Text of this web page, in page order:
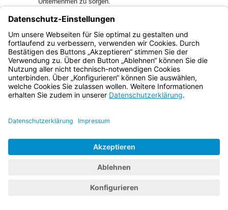
(4) Der Oberste Rechnungshof unterrichtet die
Rechtsaufsichtsbehörde und den Bayerischen Landtag über
die wesentlichen Ergebnisse seiner Prüfung und die
finanzielle Entwicklung des Bayerischen Rundfunks.2Bei
der Unterrichtung über die Ergebnisse von Prüfungen nach
Abs. 3 achtet der Oberste Rechnungshof darauf, dass die
Wettbewerbsfähigkeit der geprüften Unternehmen nicht
beeinträchtigt wird und insbesondere Betriebs- oder
Geschäftsgeheimnisse gewahrt werden.
Ausgaben einschließlich der Zuführungen zu notwendigen
Rücklagen Überschüsse erzielt, sind diese insbesondere zu
verwenden für kulturelle Einrichtungen und Zwecke, die
unmittelbar oder mittelbar der Förderung des Bayerischen